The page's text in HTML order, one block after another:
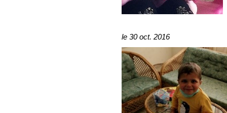
le 30 oct. 2016